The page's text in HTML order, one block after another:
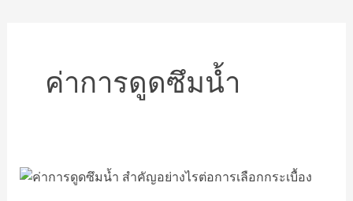
ค่าการดูดซึมน้ำ
ค่า